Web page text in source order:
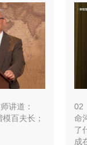
讲道：
百夫长；
02
命
了
成